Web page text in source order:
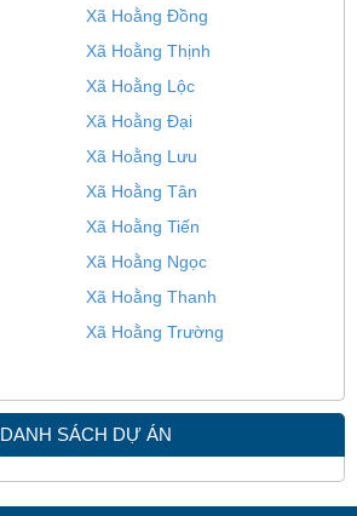
Xã Hoằng Đồng
Xã Hoằng Thịnh
Xã Hoằng Lộc
Xã Hoằng Đại
Xã Hoằng Lưu
Xã Hoằng Tân
Xã Hoằng Tiến
Xã Hoằng Ngọc
Xã Hoằng Thanh
Xã Hoằng Trường
DANH SÁCH DỰ ÁN